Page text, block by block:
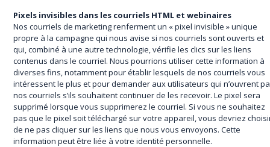
Pixels invisibles dans les courriels HTML et webinaires
Nos courriels de marketing renferment un « pixel invisible » unique
propre à la campagne qui nous avise si nos courriels sont ouverts et
qui, combiné à une autre technologie, vérifie les clics sur les liens
contenus dans le courriel. Nous pourrions utiliser cette information à
diverses fins, notamment pour établir lesquels de nos courriels vous
intéressent le plus et pour demander aux utilisateurs qui n’ouvrent
nos courriels s’ils souhaitent continuer de les recevoir. Le pixel sera
supprimé lorsque vous supprimerez le courriel. Si vous ne souhaitez
pas que le pixel soit téléchargé sur votre appareil, vous devriez
de ne pas cliquer sur les liens que nous vous envoyons. Cette
information peut être liée à votre identité personnelle.